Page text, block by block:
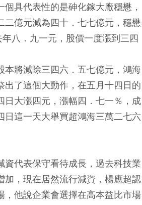
具代表性的是砷化鎵大廠穩懋，
億元減為四十．七七億元，穩懋
八．九一元，股價一度漲到三四
將減除三四六．五七億元，鴻海
了這個大動作，在五月十四日的
日大漲四元，漲幅四．七一％，成
這一天大舉買超鴻海三萬二七六
代表保守看待成長，過去科技業
加，現在居然流行減資，楊應超認
他說企業會選擇在高本益比市場